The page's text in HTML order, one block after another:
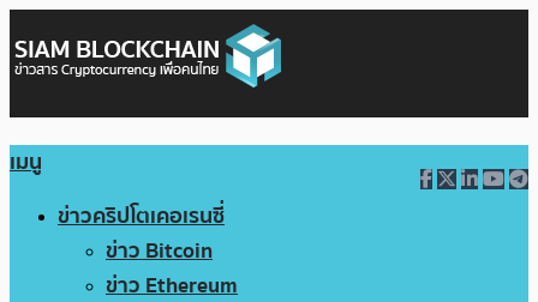
เมนู
ข่าวคริปโตเคอเรนซี่
ข่าว Bitcoin
ข่าว Ethereum